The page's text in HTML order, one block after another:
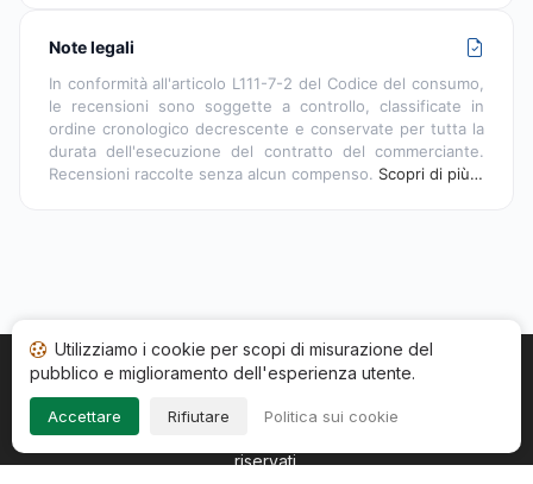
Note legali
In conformità all'articolo L111-7-2 del Codice del consumo,
le recensioni sono soggette a controllo, classificate in
ordine cronologico decrescente e conservate per tutta la
durata dell'esecuzione del contratto del commerciante.
Recensioni raccolte senza alcun compenso. Scopri di più…
Home Stato recensioni Categorie CGU
Copyright © 2026
riservati.
Utilizziamo i cookie per scopi di misurazione del
pubblico e miglioramento dell'esperienza utente.
Accettare Rifiutare Politica sui cookie